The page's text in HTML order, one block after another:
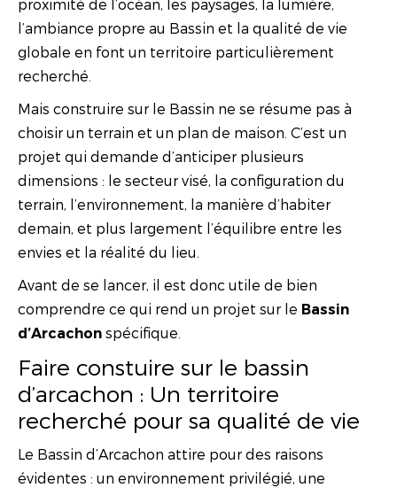
proximité de l’océan, les paysages, la lumière,
l’ambiance propre au Bassin et la qualité de vie
globale en font un territoire particulièrement
recherché.
Mais construire sur le Bassin ne se résume pas à
choisir un terrain et un plan de maison. C’est un
projet qui demande d’anticiper plusieurs
dimensions : le secteur visé, la configuration du
terrain, l’environnement, la manière d’habiter
demain, et plus largement l’équilibre entre les
envies et la réalité du lieu.
Avant de se lancer, il est donc utile de bien
comprendre ce qui rend un projet sur le Bassin
d’Arcachon spécifique.
Faire constuire sur le bassin
d’arcachon : Un territoire
recherché pour sa qualité de vie
Le Bassin d’Arcachon attire pour des raisons
évidentes : un environnement privilégié, une